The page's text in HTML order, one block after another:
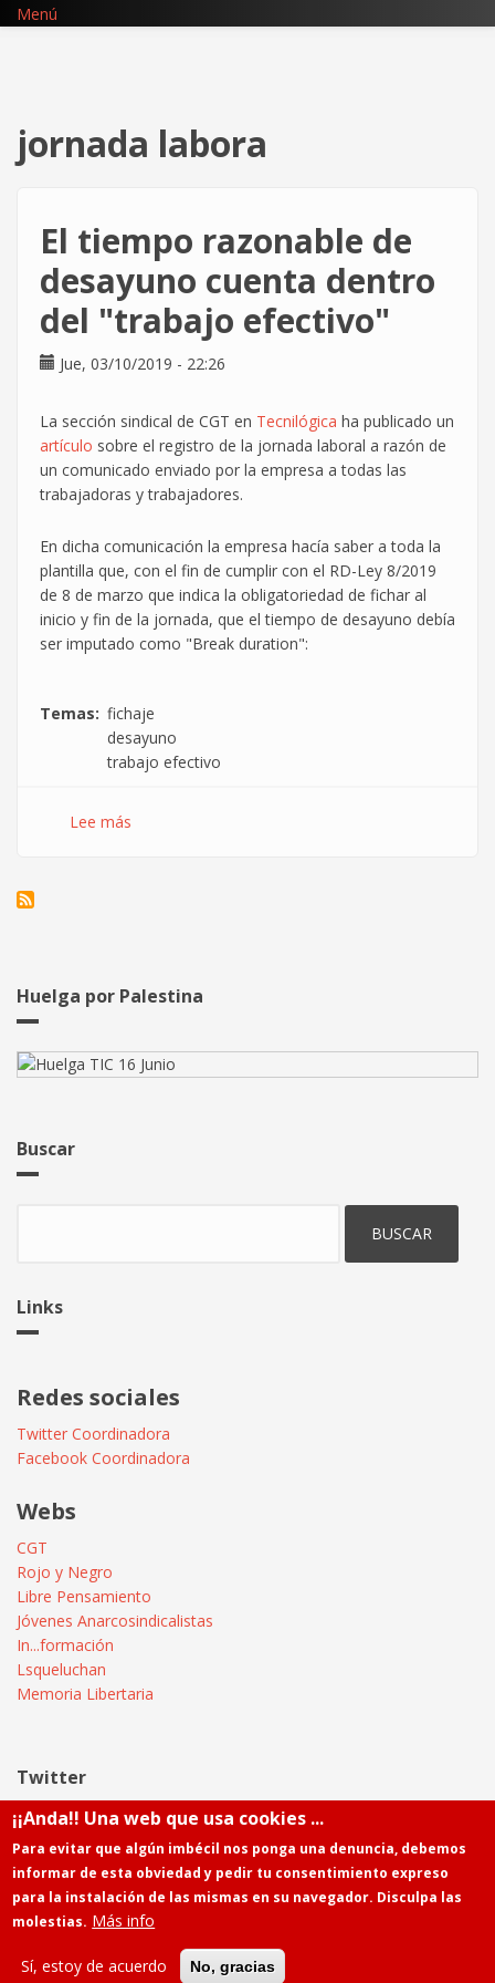
Pasar
Menú
jornada labora
El tiempo razonable de
desayuno cuenta dentro
del "trabajo efectivo"
Jue, 03/10/2019 - 22:26
La sección sindical de CGT en Tecnilógica ha publicado un
artículo sobre el registro de la jornada laboral a razón de
un comunicado enviado por la empresa a todas las
trabajadoras y trabajadores.
En dicha comunicación la empresa hacía saber a toda la
plantilla que, con el fin de cumplir con el RD-Ley 8/2019
de 8 de marzo que indica la obligatoriedad de fichar al
inicio y fin de la jornada, que el tiempo de desayuno debía
ser imputado como "Break duration":
Temas
fichaje
desayuno
trabajo efectivo
Lee más
dentro
efectivo"
Huelga por Palestina
Buscar
Links
Redes sociales
Twitter Coordinadora
Facebook Coordinadora
Webs
CGT
Rojo y Negro
Libre Pensamiento
Jóvenes Anarcosindicalistas
In...formación
Lsqueluchan
Memoria Libertaria
Twitter
Tweets by @Informatica_CGT
Contacto
¡¡Anda!! Una web que usa cookies ...
Para evitar que algún imbécil nos ponga una denuncia, debemos
informar de esta obviedad y pedir tu consentimiento expreso
para la instalación de las mismas en su navegador. Disculpa las
molestias. Más info
Sí, estoy de acuerdo No, gracias